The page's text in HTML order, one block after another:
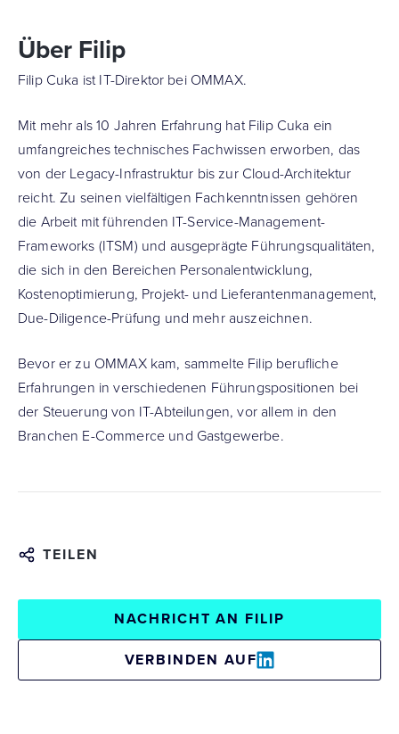
Über Filip
Filip Cuka ist IT-Direktor bei OMMAX.
Mit mehr als 10 Jahren Erfahrung hat Filip Cuka ein
umfangreiches technisches Fachwissen erworben, das
von der Legacy-Infrastruktur bis zur Cloud-Architektur
reicht. Zu seinen vielfältigen Fachkenntnissen gehören
die Arbeit mit führenden IT-Service-Management-
Frameworks (ITSM) und ausgeprägte Führungsqualitäten,
die sich in den Bereichen Personalentwicklung,
Kostenoptimierung, Projekt- und Lieferantenmanagement,
Due-Diligence-Prüfung und mehr auszeichnen.
Bevor er zu OMMAX kam, sammelte Filip berufliche
Erfahrungen in verschiedenen Führungspositionen bei
der Steuerung von IT-Abteilungen, vor allem in den
Branchen E-Commerce und Gastgewerbe.
TEILEN
NACHRICHT AN FILIP
VERBINDEN AUF